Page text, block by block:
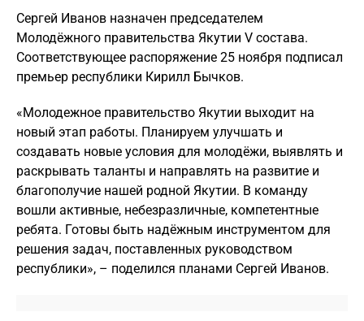
Сергей Иванов назначен председателем
Молодёжного правительства Якутии V состава.
Соответствующее распоряжение 25 ноября подписал
премьер республики Кирилл Бычков.
«Молодежное правительство Якутии выходит на
новый этап работы. Планируем улучшать и
создавать новые условия для молодёжи, выявлять и
раскрывать таланты и направлять на развитие и
благополучие нашей родной Якутии. В команду
вошли активные, небезразличные, компетентные
ребята. Готовы быть надёжным инструментом для
решения задач, поставленных руководством
республики», – поделился планами Сергей Иванов.